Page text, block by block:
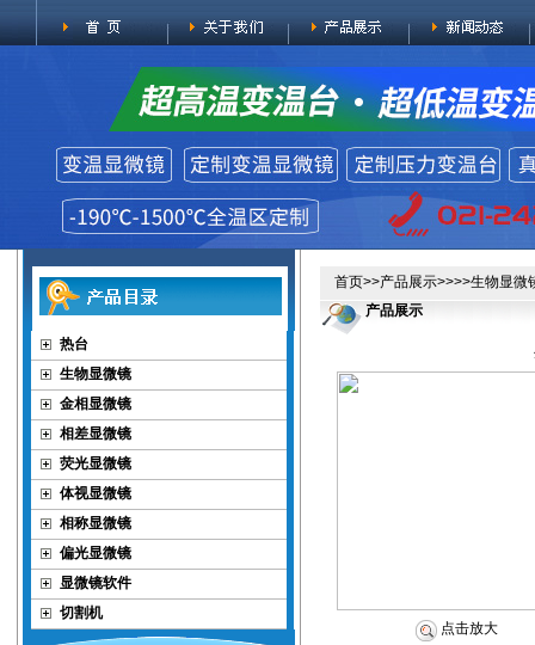
热台
生物显微镜
金相显微镜
相差显微镜
荧光显微镜
体视显微镜
相称显微镜
偏光显微镜
显微镜软件
切割机
首页>>产品展示>>>>生物显微
产品展示
点击放大